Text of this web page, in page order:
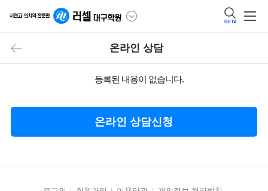
BETA
온라인 상담
등록된 내용이 없습니다.
온라인 상담신청